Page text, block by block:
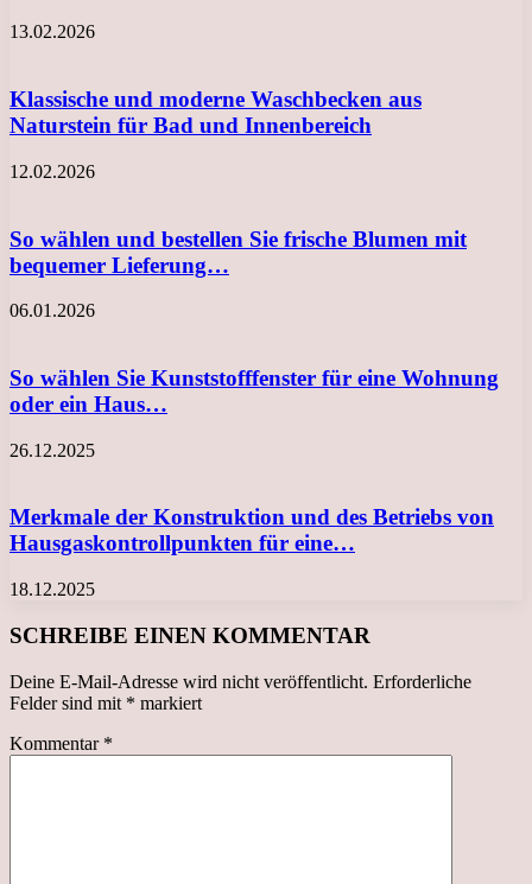
13.02.2026
Klassische und moderne Waschbecken aus
Naturstein für Bad und Innenbereich
12.02.2026
So wählen und bestellen Sie frische Blumen mit
bequemer Lieferung…
06.01.2026
So wählen Sie Kunststofffenster für eine Wohnung
oder ein Haus…
26.12.2025
Merkmale der Konstruktion und des Betriebs von
Hausgaskontrollpunkten für eine…
18.12.2025
SCHREIBE EINEN KOMMENTAR
Deine E-Mail-Adresse wird nicht veröffentlicht. Erforderliche
Felder sind mit * markiert
Kommentar *